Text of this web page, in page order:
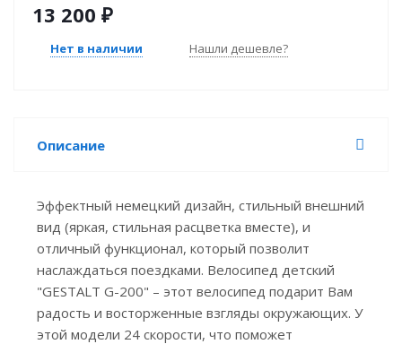
13 200 ₽
Нет в наличии Нашли дешевле?
Описание
Эффектный немецкий дизайн, стильный внешний
вид (яркая, стильная расцветка вместе), и
отличный функционал, который позволит
наслаждаться поездками. Велосипед детский
"GESTALT G-200" – этот велосипед подарит Вам
радость и восторженные взгляды окружающих. У
этой модели 24 скорости, что поможет